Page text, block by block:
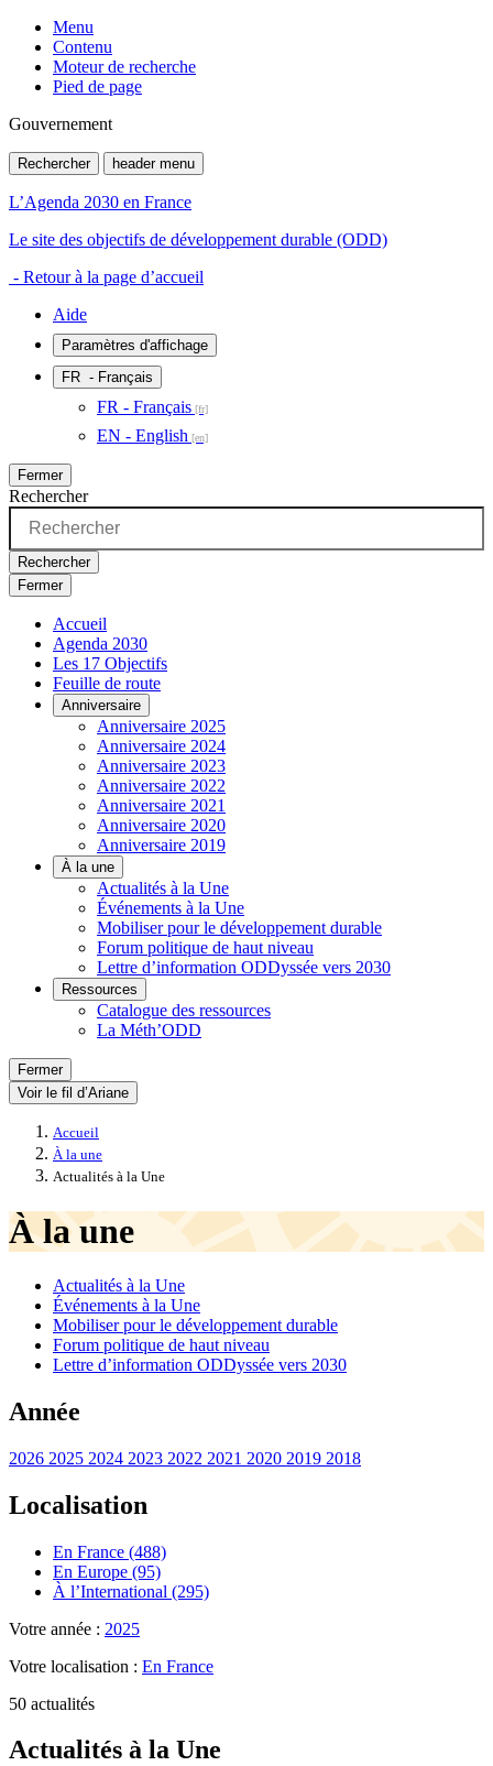
Menu
Contenu
Moteur de recherche
Pied de page
Gouvernement
Rechercher header menu
L’Agenda 2030 en France
Le site des objectifs de développement durable (ODD)
- Retour à la page d’accueil
Aide
Paramètres d'affichage
FR - Français
FR - Français
EN - English
Fermer
Rechercher
Rechercher
Fermer
Accueil
Agenda 2030
Les 17 Objectifs
Feuille de route
Anniversaire
Anniversaire 2025
Anniversaire 2024
Anniversaire 2023
Anniversaire 2022
Anniversaire 2021
Anniversaire 2020
Anniversaire 2019
À la une
Actualités à la Une
Événements à la Une
Mobiliser pour le développement durable
Forum politique de haut niveau
Lettre d’information ODDyssée vers 2030
Ressources
Catalogue des ressources
La Méth’ODD
Fermer
Voir le fil d’Ariane
Accueil
À la une
Actualités à la Une
À la une
Actualités à la Une
Événements à la Une
Mobiliser pour le développement durable
Forum politique de haut niveau
Lettre d’information ODDyssée vers 2030
Année
2026 2025 2024 2023 2022 2021 2020 2019 2018
Localisation
En France (488)
En Europe (95)
À l’International (295)
Votre année : 2025
Votre localisation : En France
50 actualités
Actualités à la Une